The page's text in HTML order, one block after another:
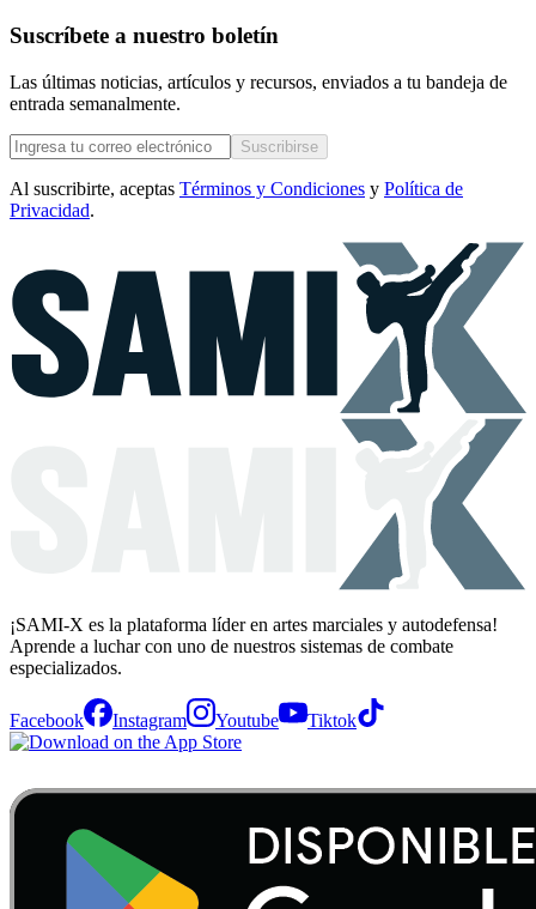
Suscríbete a nuestro boletín
Las últimas noticias, artículos y recursos, enviados a tu bandeja de
entrada semanalmente.
Suscribirse
Al suscribirte, aceptas Términos y Condiciones y Política de
Privacidad.
¡SAMI-X es la plataforma líder en artes marciales y autodefensa!
Aprende a luchar con uno de nuestros sistemas de combate
especializados.
Facebook Instagram Youtube Tiktok